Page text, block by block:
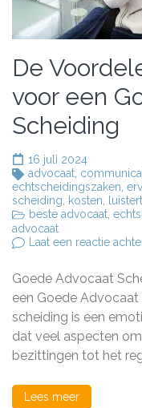
De
voor een
Scheiding
16 juli 2024
advocaat,
echtscheidingszaken,
scheiding, kosten, luistert
beste advocaat,
advocaat
Laat een reactie
Goede Advocaat
een Goede Advocaat
scheiding is een
dat veel aspecten
bezittingen tot het
Lees meer